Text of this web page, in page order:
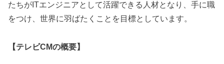
たちがITエンジニアとして活躍できる人材となり、手に職
をつけ、世界に羽ばたくことを目標としています。
【テレビCMの概要】